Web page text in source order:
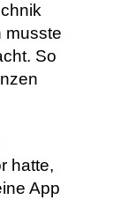
musste
So
hatte,
App